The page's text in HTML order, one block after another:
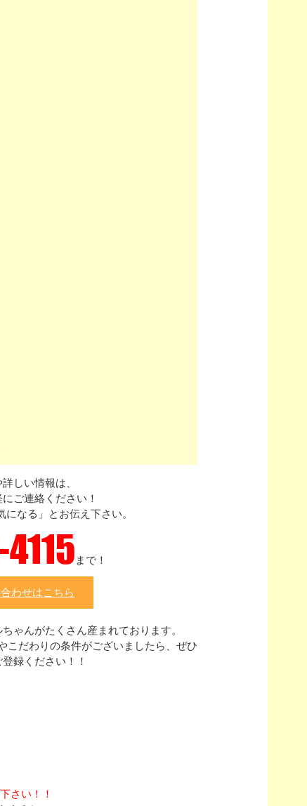
しい情報は、
ご連絡ください！
なる」とお伝え下さい。
まで！
わせはこちら
ゃんがたくさん産まれております。
こだわりの条件がございましたら、ぜひ
録ください！！
さい！！